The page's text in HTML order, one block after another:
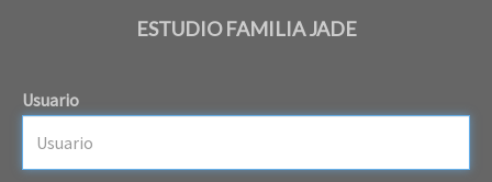
ESTUDIO FAMILIA JADE
Usuario